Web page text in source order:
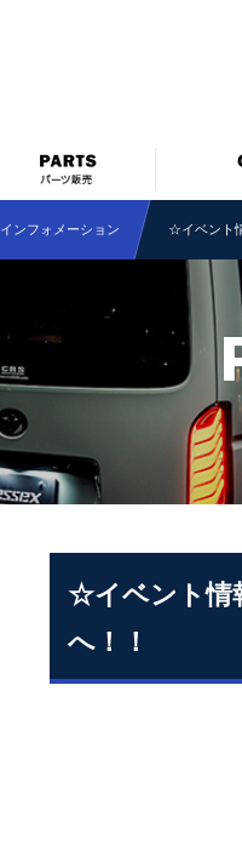
インフォメーション ☆イベント
☆イベント情
へ！！